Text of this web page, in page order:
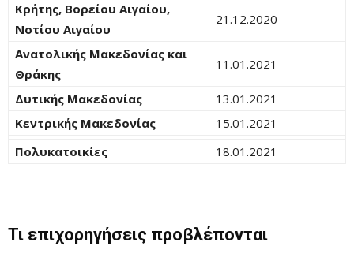
Κρήτης, Βορείου Αιγαίου,
Νοτίου Αιγαίου
21.12.2020
Ανατολικής Μακεδονίας και
Θράκης
11.01.2021
Δυτικής Μακεδονίας
13.01.2021
Κεντρικής Μακεδονίας
15.01.2021
Πολυκατοικίες
18.01.2021
Τι επιχορηγήσεις προβλέπονται